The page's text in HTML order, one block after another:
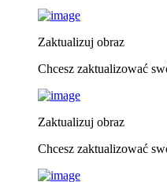
Zaktualizuj obraz
Chcesz zaktualizować
Zaktualizuj obraz
Chcesz zaktualizować